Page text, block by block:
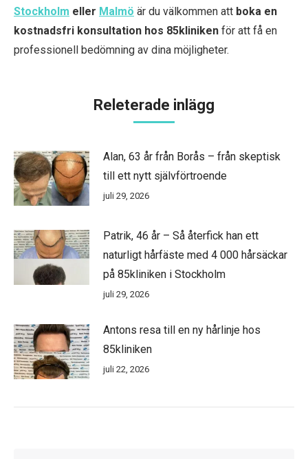
Stockholm eller Malmö är du välkommen att boka en
kostnadsfri konsultation hos 85kliniken för att få en
professionell bedömning av dina möjligheter.
Releterade inlägg
Alan, 63 år från Borås – från skeptisk
till ett nytt självförtroende
juli 29, 2026
Patrik, 46 år – Så återfick han ett
naturligt hårfäste med 4 000 hårsäckar
på 85kliniken i Stockholm
juli 29, 2026
Antons resa till en ny hårlinje hos
85kliniken
juli 22, 2026